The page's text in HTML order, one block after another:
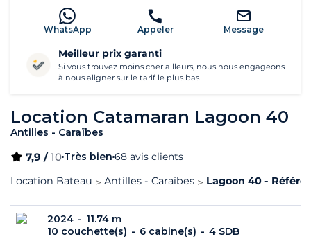
Location Catamaran Lagoon 40
Antilles - Caraïbes
7,9 /10 Très bien 68 avis clients
Location Bateau
Antilles - Caraïbes Lagoon 40 -
2024
11.74 m
10 couchette(s)
6 cabine(s) 4 SDB
WhatsApp Appeler Message
Meilleur prix garanti
Si vous trouvez moins cher ailleurs, nous nous engageons
à nous aligner sur le tarif le plus bas